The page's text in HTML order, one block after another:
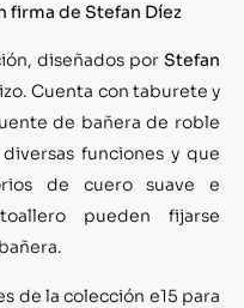
firma de Stefan Díez
diseñados por Stefan
Cuenta con taburete y
de bañera de roble
funciones y que
de cuero suave e
pueden fijarse
de la colección e15 para